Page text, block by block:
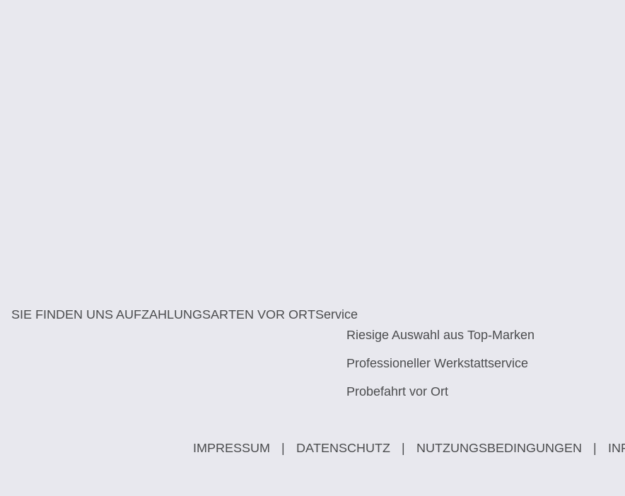
SIE FINDEN UNS AUFZAHLUNGSARTEN VOR ORTService
Riesige Auswahl aus Top-Marken
Professioneller Werkstattservice
Probefahrt vor Ort
IMPRESSUM DATENSCHUTZ NUTZUNGSBEDINGUNGEN